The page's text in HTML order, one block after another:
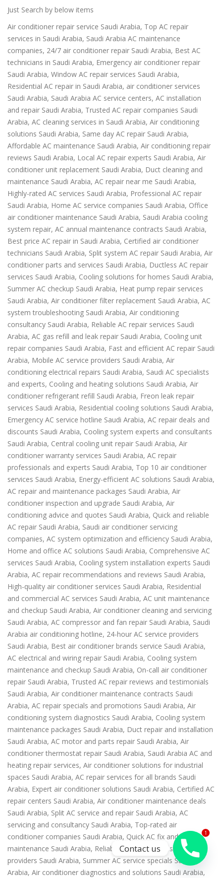
Just Search by below items
Air conditioner repair service Saudi Arabia, Top AC repair
services in Saudi Arabia, Saudi Arabia AC maintenance
companies, 24/7 air conditioner repair Saudi Arabia, Best AC
technicians in Saudi Arabia, Emergency air conditioner repair
Saudi Arabia, Window AC repair services Saudi Arabia,
Residential AC repair in Saudi Arabia, air conditioner services
Saudi Arabia, Saudi Arabia AC service centers, AC installation
and repair Saudi Arabia, Trusted AC repair companies Saudi
Arabia, AC cleaning services in Saudi Arabia, Air conditioning
solutions Saudi Arabia, Same day AC repair Saudi Arabia,
Affordable AC maintenance Saudi Arabia, Air conditioning repair
reviews Saudi Arabia, Local AC repair experts Saudi Arabia, Air
conditioner unit replacement Saudi Arabia, Duct cleaning and
maintenance Saudi Arabia, AC repair near me Saudi Arabia,
Highly-rated AC services Saudi Arabia, Professional AC repair
Saudi Arabia, Home AC service companies Saudi Arabia, Office
air conditioner maintenance Saudi Arabia, Saudi Arabia cooling
system repair, AC annual maintenance contracts Saudi Arabia,
Best price AC repair in Saudi Arabia, Certified air conditioner
technicians Saudi Arabia, Split system AC repair Saudi Arabia, Air
conditioner parts and services Saudi Arabia, Ductless AC repair
services Saudi Arabia, Cooling solutions for homes Saudi Arabia,
Summer AC checkup Saudi Arabia, Heat pump repair services
Saudi Arabia, Air conditioner filter replacement Saudi Arabia, AC
system troubleshooting Saudi Arabia, Air conditioning
consultancy Saudi Arabia, Reliable AC repair services Saudi
Arabia, AC gas refill and leak repair Saudi Arabia, Cooling unit
repair companies Saudi Arabia, Fast and efficient AC repair Saudi
Arabia, Mobile AC service providers Saudi Arabia, Air
conditioning electrical repairs Saudi Arabia, Saudi AC specialists
and experts, Cooling and heating solutions Saudi Arabia, Air
conditioner refrigerant refill Saudi Arabia, Freon leak repair
services Saudi Arabia, Residential cooling solutions Saudi Arabia,
Emergency AC service hotline Saudi Arabia, AC repair deals and
discounts Saudi Arabia, Cooling system experts and consultants
Saudi Arabia, Central cooling unit repair Saudi Arabia, Air
conditioner warranty services Saudi Arabia, AC repair
professionals and experts Saudi Arabia, Top 10 air conditioner
services Saudi Arabia, Energy-efficient AC solutions Saudi Arabia,
AC repair and maintenance packages Saudi Arabia, Air
conditioner inspection and upgrade Saudi Arabia, Air
conditioning advice and quotes Saudi Arabia, Quick and reliable
AC repair Saudi Arabia, Saudi air conditioner servicing
companies, AC system optimization and efficiency Saudi Arabia,
Home and office AC solutions Saudi Arabia, Comprehensive AC
services Saudi Arabia, Cooling system installation experts Saudi
Arabia, AC repair recommendations and reviews Saudi Arabia,
High-quality air conditioner services Saudi Arabia, Residential
and commercial AC services Saudi Arabia, AC unit maintenance
and checkup Saudi Arabia, Air conditioner cleaning and servicing
Saudi Arabia, AC compressor and fan repair Saudi Arabia, Saudi
Arabia air conditioning hotline, 24-hour AC service providers
Saudi Arabia, Best air conditioner brands service Saudi Arabia,
AC electrical and wiring repair Saudi Arabia, Cooling system
maintenance and checkup Saudi Arabia, On-call air conditioner
repair Saudi Arabia, Trusted AC repair reviews and testimonials
Saudi Arabia, Air conditioner maintenance contracts Saudi
Arabia, AC repair specials and promotions Saudi Arabia, Air
conditioning system diagnostics Saudi Arabia, Cooling system
maintenance packages Saudi Arabia, Duct repair and installation
Saudi Arabia, AC motor and parts repair Saudi Arabia, Air
conditioner thermostat repair Saudi Arabia, Saudi Arabia AC and
heating repair services, Air conditioner solutions for industrial
spaces Saudi Arabia, AC repair services for all brands Saudi
Arabia, Expert air conditioner solutions Saudi Arabia, Certified AC
repair centers Saudi Arabia, Air conditioner maintenance deals
Saudi Arabia, Split AC service and repair Saudi Arabia, AC
servicing and consultancy Saudi Arabia, Top-rated air
conditioner companies Saudi Arabia, Quick AC fix and
maintenance Saudi Arabia, Reliable air conditioner service
providers Saudi Arabia, Summer AC service specials Saudi
Arabia, Air conditioner diagnostics and solutions Saudi Arabia,
1
Contact us